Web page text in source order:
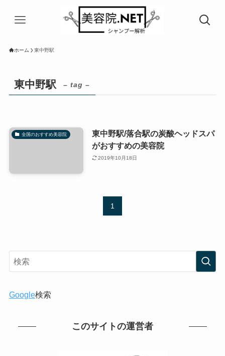
ホーム 東中野駅
東中野駅 – tag –
全国のおすすめ美容院
東中野駅/落合駅の炭酸ヘッドスパ
がおすすめの美容院
2019年10月18日
1
Google検索
このサイトの運営者